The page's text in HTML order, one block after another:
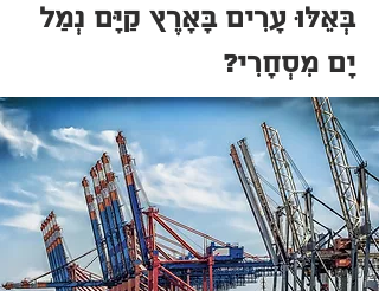
בְּאֵלּוּ עָרִים בָּאָרֶץ קַיָּם נְמַל
יָם מִסְחָרִי?